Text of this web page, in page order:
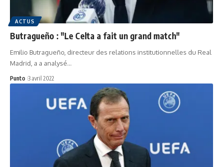
ACTUS
Butragueño : "Le Celta a fait un grand match"
Emilio Butragueño, directeur des relations institutionnelles du Real
Madrid, a a analysé…
Punto 3 avril 2022